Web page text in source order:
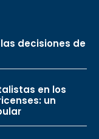
decisiones de
en los
un